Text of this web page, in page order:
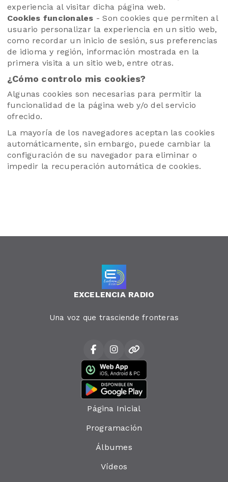
experiencia al visitar dicha página web.
Cookies funcionales - Son cookies que permiten al
usuario personalizar la experiencia en un sitio web,
como recordar un inicio de sesión, sus preferencias
de idioma y región, información mostrada en la
primera visita a un sitio web, entre otras.
¿Cómo controlo mis cookies?
Algunas cookies son necesarias para permitir la
funcionalidad de la página web y/o del servicio
ofrecido.
La mayoría de los navegadores aceptan las cookies
automáticamente, sin embargo, puede cambiar la
configuración de su navegador para eliminar o
impedir la recuperación automática de cookies.
EXCELENCIA RADIO
Una voz que trasciende fronteras
Página Inicial
Programación
Álbumes
Vídeos